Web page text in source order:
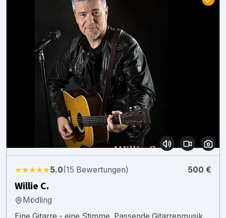
★★★★★5.0(15 Bewertungen) 500 €
Willie C.
Mödling